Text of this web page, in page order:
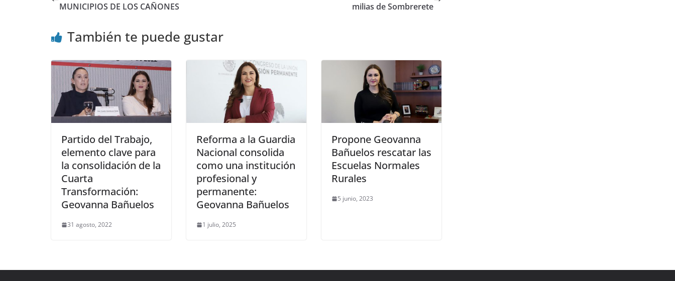
MUNICIPIOS DE LOS CAÑONES
milias de Sombrerete
También te puede gustar
Partido del Trabajo,
elemento clave para
la consolidación de la
Cuarta
Transformación:
Geovanna Bañuelos
31 agosto, 2022
Reforma a la Guardia
Nacional consolida
como una institución
profesional y
permanente:
Geovanna Bañuelos
1 julio, 2025
Propone Geovanna
Bañuelos rescatar las
Escuelas Normales
Rurales
5 junio, 2023